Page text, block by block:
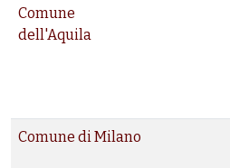
Comune
dell'Aquila
Comune di Milano